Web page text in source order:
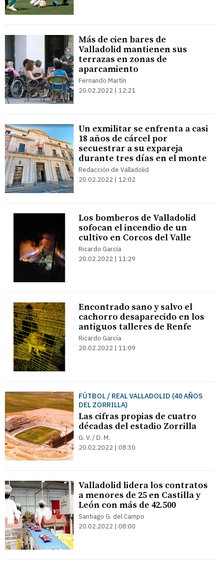
Más de cien bares de
Valladolid mantienen sus
terrazas en zonas de
aparcamiento
Fernando Martín
20.02.2022 | 12:21
Un exmilitar se enfrenta a casi
18 años de cárcel por
secuestrar a su expareja
durante tres días en el monte
Redacción de Valladolid
20.02.2022 | 12:02
Los bomberos de Valladolid
sofocan el incendio de un
cultivo en Corcos del Valle
Ricardo García
20.02.2022 | 11:29
Encontrado sano y salvo el
cachorro desaparecido en los
antiguos talleres de Renfe
Ricardo García
20.02.2022 | 11:09
FÚTBOL / REAL VALLADOLID (40 AÑOS
DEL ZORRILLA)
Las cifras propias de cuatro
décadas del estadio Zorrilla
G. V. / D. M.
20.02.2022 | 08:30
Valladolid lidera los contratos
a menores de 25 en Castilla y
León con más de 42.500
Santiago G. del Campo
20.02.2022 | 08:00